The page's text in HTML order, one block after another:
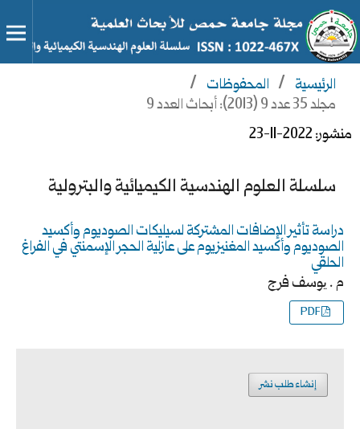
الرئيسية / المحفوظات /
مجلد 35 عدد 9 (2013): أبحاث العدد 9
منشور: 2022-11-23
سلسلة العلوم الهندسية الكيميائية والبترولية
دراسة تأثير الإضافات المشتركة لسيليكات الصوديوم وأكسيد
الصوديوم وأكسيد المغنيزيوم على عازلية الحجر الإسمنتي في الفراغ
الحلقي
م . یوسف فرج
PDF
إنشاء طلب نشر